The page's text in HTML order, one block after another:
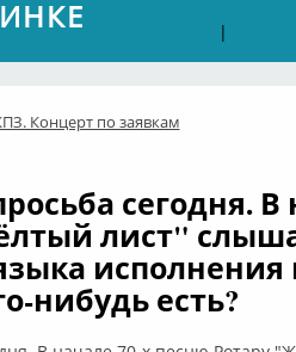
|
Концерт по заявкам
сегодня. В
лист"
нибудь есть?